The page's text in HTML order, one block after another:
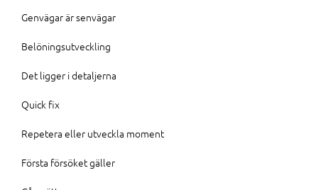
Genvägar är senvägar
Belöningsutveckling
Det ligger i detaljerna
Quick fix
Repetera eller utveckla moment
Första försöket gäller